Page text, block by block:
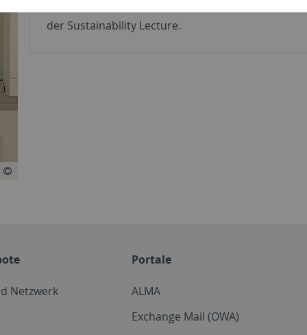
der Sustainability Lecture.
Netzwerk
Portale
ALMA
Exchange Mail (OWA)